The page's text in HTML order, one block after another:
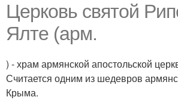
Церковь святой
Ялте (арм.
) - храм армянской апостольской
Считается одним из шедевров
Крыма.